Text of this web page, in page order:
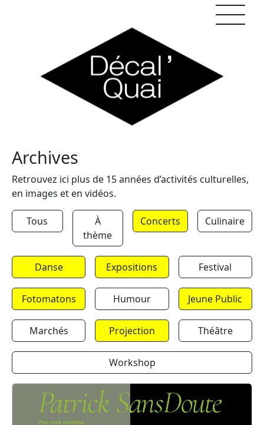
Archives
Retrouvez ici plus de 15 années d’activités culturelles,
en images et en vidéos.
Tous
À
thème
Concerts Culinaire
Danse Expositions Festival
Fotomatons Humour Jeune Public
Marchés Projection Théâtre
Workshop